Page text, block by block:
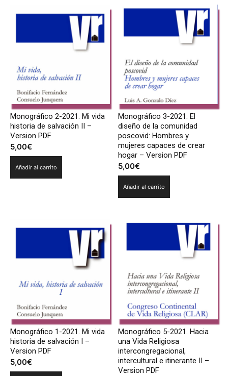
Monográfico 2-2021. Mi vida
historia de salvación II –
Version PDF
5,00€
Añadir al carrito
Monográfico 3-2021. El
diseño de la comunidad
poscovid: Hombres y
mujeres capaces de crear
hogar – Version PDF
5,00€
Añadir al carrito
Monográfico 1-2021. Mi vida
historia de salvación I –
Version PDF
5,00€
Monográfico 5-2021. Hacia
una Vida Religiosa
intercongregacional,
intercultural e itinerante II –
Version PDF